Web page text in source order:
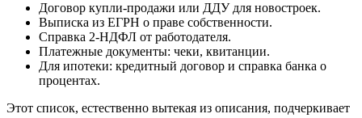
Договор купли-продажи или ДДУ для новостроек.
Выписка из ЕГРН о праве собственности.
Справка 2-НДФЛ от работодателя.
Платежные документы: чеки, квитанции.
Для ипотеки: кредитный договор и справка банка о
процентах.
Этот список, естественно вытекая из описания, подчеркивает